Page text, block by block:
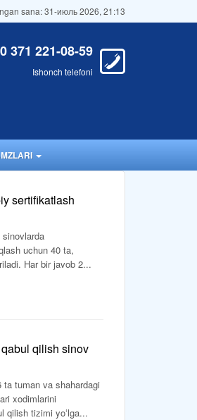
sana: 31-июль 2026, 21:13
0 371 221-08-59
Ishonch telefoni
sertifikatlash
uchun 40 ta,
Har bir javob 2...
qilish sinov
tuman va shahardagi
xodimlarini
qilish tizimi yoʻlga...